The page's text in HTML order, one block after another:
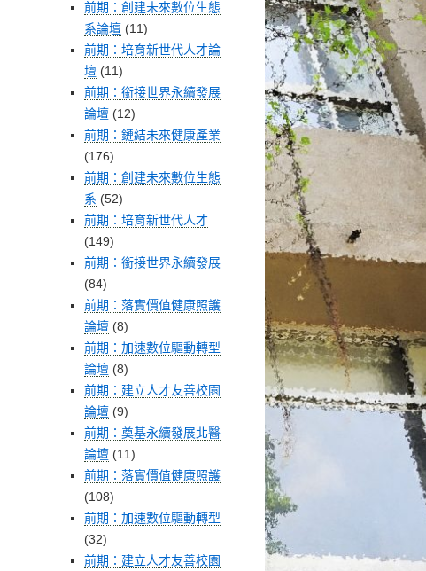
前期：創建未來數位生態
系論壇 (11)
前期：培育新世代人才論
壇 (11)
前期：銜接世界永續發展
論壇 (12)
前期：鏈結未來健康產業
(176)
前期：創建未來數位生態
系 (52)
前期：培育新世代人才
(149)
前期：銜接世界永續發展
(84)
前期：落實價值健康照護
論壇 (8)
前期：加速數位驅動轉型
論壇 (8)
前期：建立人才友善校園
論壇 (9)
前期：奠基永續發展北醫
論壇 (11)
前期：落實價值健康照護
(108)
前期：加速數位驅動轉型
(32)
前期：建立人才友善校園